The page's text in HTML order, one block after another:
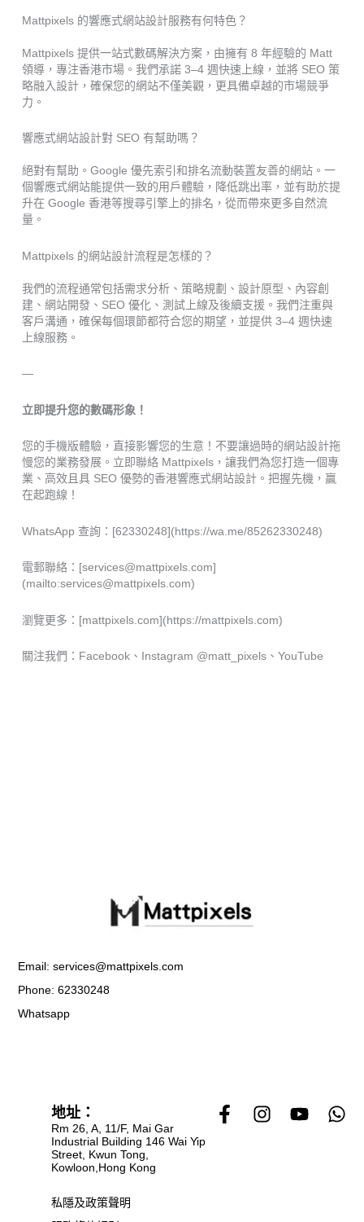
Mattpixels 的響應式網站設計服務有何特色？
Mattpixels 提供一站式數碼解決方案，由擁有 8 年經驗的 Matt
領導，專注香港市場。我們承諾 3–4 週快速上線，並將 SEO 策
略融入設計，確保您的網站不僅美觀，更具備卓越的市場競爭
力。
響應式網站設計對 SEO 有幫助嗎？
絕對有幫助。Google 優先索引和排名流動裝置友善的網站。一
個響應式網站能提供一致的用戶體驗，降低跳出率，並有助於提
升在 Google 香港等搜尋引擎上的排名，從而帶來更多自然流
量。
Mattpixels 的網站設計流程是怎樣的？
我們的流程通常包括需求分析、策略規劃、設計原型、內容創
建、網站開發、SEO 優化、測試上線及後續支援。我們注重與
客戶溝通，確保每個環節都符合您的期望，並提供 3–4 週快速
上線服務。
—
立即提升您的數碼形象！
您的手機版體驗，直接影響您的生意！不要讓過時的網站設計拖
慢您的業務發展。立即聯絡 Mattpixels，讓我們為您打造一個專
業、高效且具 SEO 優勢的香港響應式網站設計。把握先機，贏
在起跑線！
WhatsApp 查詢：[62330248](https://wa.me/85262330248)
電郵聯絡：[services@mattpixels.com]
(mailto:services@mattpixels.com)
瀏覽更多：[mattpixels.com](https://mattpixels.com)
關注我們：Facebook、Instagram @matt_pixels、YouTube
F
a
I Y W
地址：
Rm 26, A, 11/F, Mai Gar
Industrial Building 146 Wai Yip
Street, Kwun Tong,
Kowloon,Hong Kong
私隱及政策聲明
Email: services@mattpixels.com
Phone: 62330248
Whatsapp